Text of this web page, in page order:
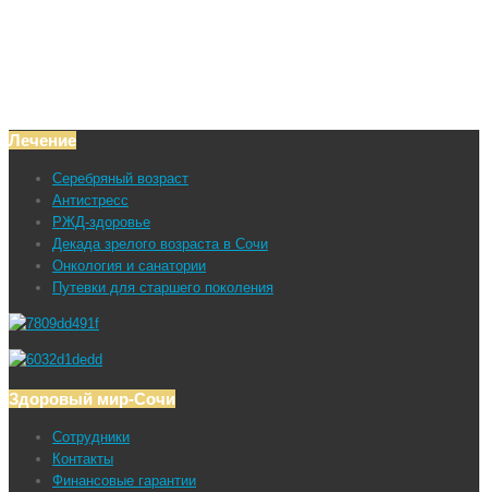
Лечение
Серебряный возраст
Антистресс
РЖД-здоровье
Декада зрелого возраста в Сочи
Онкология и санатории
Путевки для старшего поколения
Здоровый мир-Сочи
Сотрудники
Контакты
Финансовые гарантии